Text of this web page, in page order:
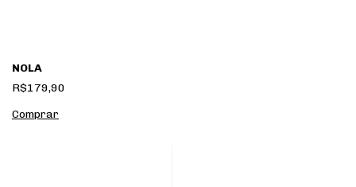
NOLA
R$179,90